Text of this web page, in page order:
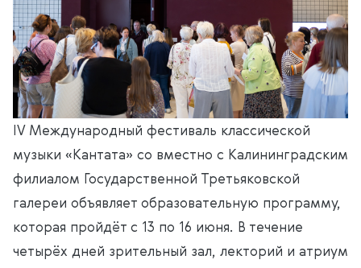
IV Международный фестиваль классической
музыки «Кантата» со вместно с Калининградским
филиалом Государственной Третьяковской
галереи объявляет образовательную программу,
которая пройдёт с 13 по 16 июня. В течение
четырёх дней зрительный зал, лекторий и атриум